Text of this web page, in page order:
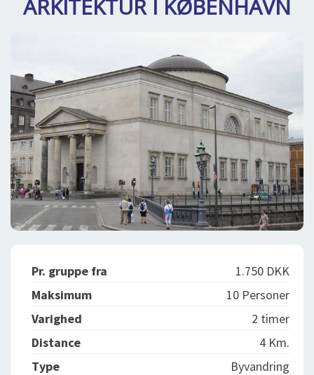
OM OS
ARKITEKTUR I KØBENHAVN
Pr. gruppe fra
1.750 DKK
Maksimum
10 Personer
Varighed
2 timer
Distance
4 Km.
Type
Byvandring